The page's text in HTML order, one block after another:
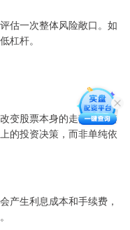
估一次整体风险敞口。如
杠杆。
变股票本身的走势。投资
的投资决策，而非单纯依
产生利息成本和手续费，